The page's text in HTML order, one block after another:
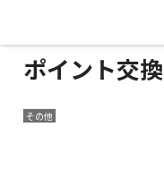
ポイント交換
その他